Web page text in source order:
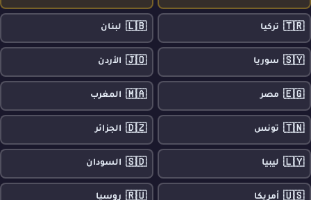
🇹🇷 تركيا 🇱🇧 لبنان
🇸🇾 سوريا 🇯🇴 الأردن
🇪🇬 مصر 🇲🇦 المغرب
🇹🇳 تونس 🇩🇿 الجزائر
🇱🇾 ليبيا 🇸🇩 السودان
🇺🇸 أمريكا 🇷🇺 روسيا